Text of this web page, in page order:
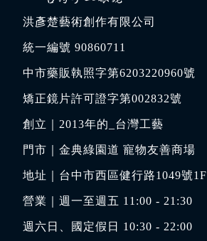
洪彥楚藝術創作有限公司
統一編號 90860711
中市藥販執照字第6203220960號
矯正鏡片許可證字第002832號
創立｜2013年的_台灣工藝
門市｜金典綠園道 寵物友善商場
地址｜ 台中市西區健行路1049號1F
營業｜週一至週五 11:00 - 21:30
週六日、國定假日 10:30 - 22:00